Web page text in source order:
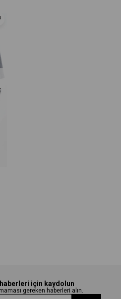
için kaydolun
gereken haberleri alın.